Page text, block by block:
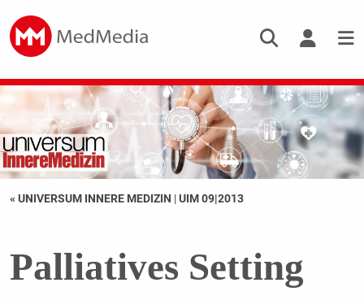
« UNIVERSUM INNERE MEDIZIN |UIM 09|2013
Palliatives Setting